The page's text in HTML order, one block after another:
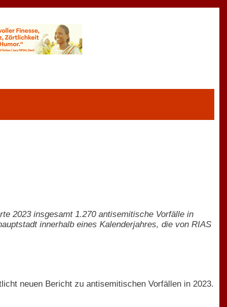
2023 insgesamt 1.270 antisemitische Vorfälle in
innerhalb eines Kalenderjahres, die von RIAS
neuen Bericht zu antisemitischen Vorfällen in 2023.